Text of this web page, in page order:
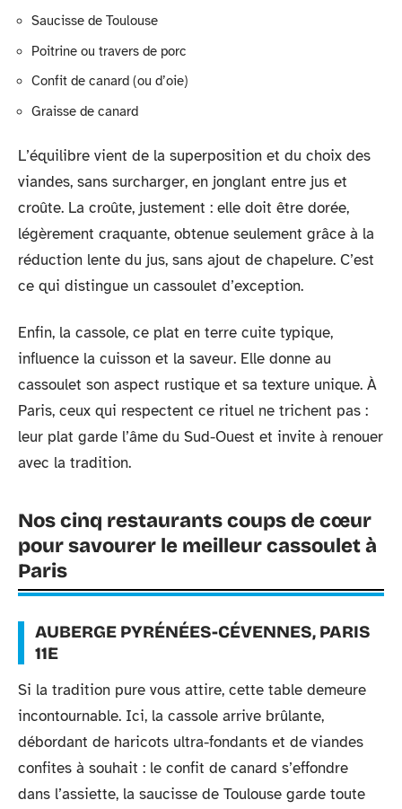
Saucisse de Toulouse
Poitrine ou travers de porc
Confit de canard (ou d’oie)
Graisse de canard
L’équilibre vient de la superposition et du choix des
viandes, sans surcharger, en jonglant entre jus et
croûte. La croûte, justement : elle doit être dorée,
légèrement craquante, obtenue seulement grâce à la
réduction lente du jus, sans ajout de chapelure. C’est
ce qui distingue un cassoulet d’exception.
Enfin, la cassole, ce plat en terre cuite typique,
influence la cuisson et la saveur. Elle donne au
cassoulet son aspect rustique et sa texture unique. À
Paris, ceux qui respectent ce rituel ne trichent pas :
leur plat garde l’âme du Sud-Ouest et invite à renouer
avec la tradition.
Nos cinq restaurants coups de cœur
pour savourer le meilleur cassoulet à
Paris
AUBERGE PYRÉNÉES-CÉVENNES, PARIS
11E
Si la tradition pure vous attire, cette table demeure
incontournable. Ici, la cassole arrive brûlante,
débordant de haricots ultra-fondants et de viandes
confites à souhait : le confit de canard s’effondre
dans l’assiette, la saucisse de Toulouse garde toute